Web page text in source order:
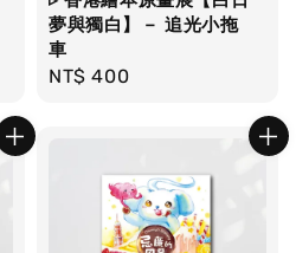
夢與獨白】－ 追光小拖
車
Regular
NT$ 400